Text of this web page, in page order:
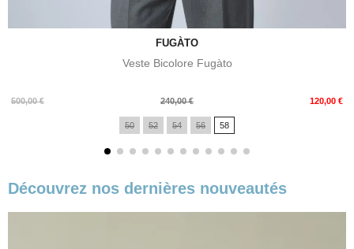
FUGÀTO
Veste Bicolore Fugàto
500,00 €
Prix
240,00 € 120,00 €
Prix
50 52 54 56 58
Découvrez nos dernières nouveautés